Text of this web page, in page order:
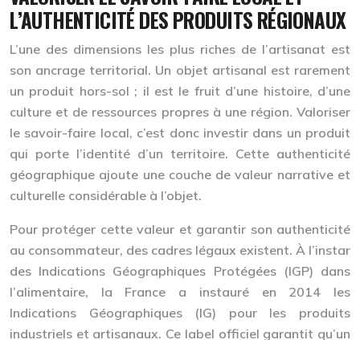
L’AUTHENTICITÉ DES PRODUITS RÉGIONAUX
L’une des dimensions les plus riches de l’artisanat est
son ancrage territorial. Un objet artisanal est rarement
un produit hors-sol ; il est le fruit d’une histoire, d’une
culture et de ressources propres à une région. Valoriser
le savoir-faire local, c’est donc investir dans un produit
qui porte l’identité d’un territoire. Cette authenticité
géographique ajoute une couche de valeur narrative et
culturelle considérable à l’objet.
Pour protéger cette valeur et garantir son authenticité
au consommateur, des cadres légaux existent. À l’instar
des Indications Géographiques Protégées (IGP) dans
l’alimentaire, la France a instauré en 2014 les
Indications Géographiques (IG) pour les produits
industriels et artisanaux. Ce label officiel garantit qu’un